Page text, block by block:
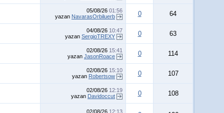
05/08/26 01:56
yazan NavarasOrbiluerb 0 64
04/08/26 10:47
yazan SergioTREXY 0 63
02/08/26 15:41
yazan JasonRoace 0 114
02/08/26 15:10
yazan Robertsow 0 107
02/08/26 12:19
yazan Davidoccut 0 108
02/08/26 12:13